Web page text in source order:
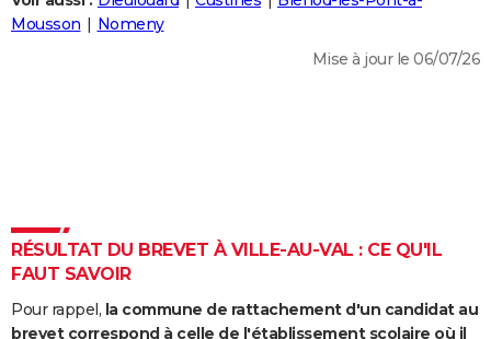
Destinations
City break
Voyage nature
Voyage de noces
Forum
Climat
+
PHOTO
Dictionnaire
Biographies
Citations
Expressions
Proverbes
PROGRAMME TV
S'inscrire
Se connecter
Lycées
Collèges
Primaires
Universités
Entreprises
Service militaire
Avis de recherche
Mousson
Nomeny
Mise à jour le 06/07/26
RÉSULTAT DU BREVET À VILLE-AU-VAL : CE QU'IL
FAUT SAVOIR
Pour rappel, la commune de rattachement d'un candidat au
brevet correspond à celle de l'établissement scolaire où il